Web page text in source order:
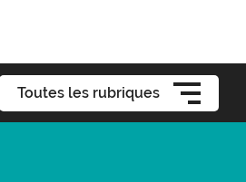
Toutes les rubriques